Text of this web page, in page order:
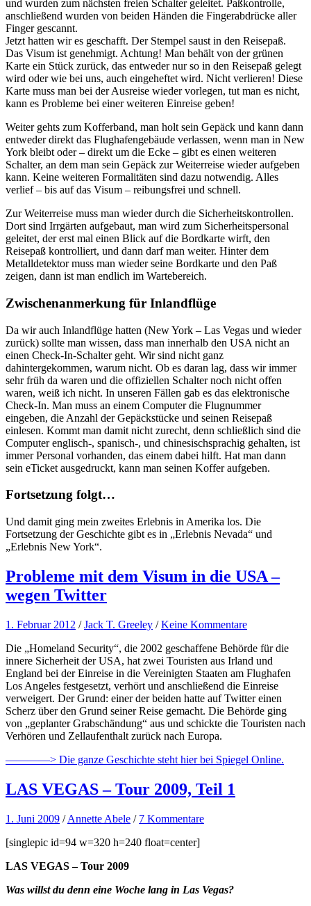
und wurden zum nächsten freien Schalter geleitet. Paßkontrolle,
anschließend wurden von beiden Händen die Fingerabdrücke aller
Finger gescannt.
Jetzt hatten wir es geschafft. Der Stempel saust in den Reisepaß.
Das Visum ist genehmigt. Achtung! Man behält von der grünen
Karte ein Stück zurück, das entweder nur so in den Reisepaß gelegt
wird oder wie bei uns, auch eingeheftet wird. Nicht verlieren! Diese
Karte muss man bei der Ausreise wieder vorlegen, tut man es nicht,
kann es Probleme bei einer weiteren Einreise geben!
Weiter gehts zum Kofferband, man holt sein Gepäck und kann dann
entweder direkt das Flughafengebäude verlassen, wenn man in New
York bleibt oder – direkt um die Ecke – gibt es einen weiteren
Schalter, an dem man sein Gepäck zur Weiterreise wieder aufgeben
kann. Keine weiteren Formalitäten sind dazu notwendig. Alles
verlief – bis auf das Visum – reibungsfrei und schnell.
Zur Weiterreise muss man wieder durch die Sicherheitskontrollen.
Dort sind Irrgärten aufgebaut, man wird zum Sicherheitspersonal
geleitet, der erst mal einen Blick auf die Bordkarte wirft, den
Reisepaß kontrolliert, und dann darf man weiter. Hinter dem
Metalldetektor muss man wieder seine Bordkarte und den Paß
zeigen, dann ist man endlich im Wartebereich.
Zwischenanmerkung für Inlandflüge
Da wir auch Inlandflüge hatten (New York – Las Vegas und wieder
zurück) sollte man wissen, dass man innerhalb den USA nicht an
einen Check-In-Schalter geht. Wir sind nicht ganz
dahintergekommen, warum nicht. Ob es daran lag, dass wir immer
sehr früh da waren und die offiziellen Schalter noch nicht offen
waren, weiß ich nicht. In unseren Fällen gab es das elektronische
Check-In. Man muss an einem Computer die Flugnummer
eingeben, die Anzahl der Gepäckstücke und seinen Reisepaß
einlesen. Kommt man damit nicht zurecht, denn schließlich sind die
Computer englisch-, spanisch-, und chinesischsprachig gehalten, ist
immer Personal vorhanden, das einem dabei hilft. Hat man dann
sein eTicket ausgedruckt, kann man seinen Koffer aufgeben.
Fortsetzung folgt…
Und damit ging mein zweites Erlebnis in Amerika los. Die
Fortsetzung der Geschichte gibt es in „Erlebnis Nevada“ und
„Erlebnis New York“.
Probleme mit dem Visum in die USA –
wegen Twitter
1. Februar 2012 /Jack T. Greeley /Keine Kommentare
Die „Homeland Security“, die 2002 geschaffene Behörde für die
innere Sicherheit der USA, hat zwei Touristen aus Irland und
England bei der Einreise in die Vereinigten Staaten am Flughafen
Los Angeles festgesetzt, verhört und anschließend die Einreise
verweigert. Der Grund: einer der beiden hatte auf Twitter einen
Scherz über den Grund seiner Reise gemacht. Die Behörde ging
von „geplanter Grabschändung“ aus und schickte die Touristen nach
Verhören und Zellaufenthalt zurück nach Europa.
————> Die ganze Geschichte steht hier bei Spiegel Online.
LAS VEGAS – Tour 2009, Teil 1
1. Juni 2009 /Annette Abele / 7 Kommentare
[singlepic id=94 w=320 h=240 float=center]
LAS VEGAS – Tour 2009
Was willst du denn eine Woche lang in Las Vegas?